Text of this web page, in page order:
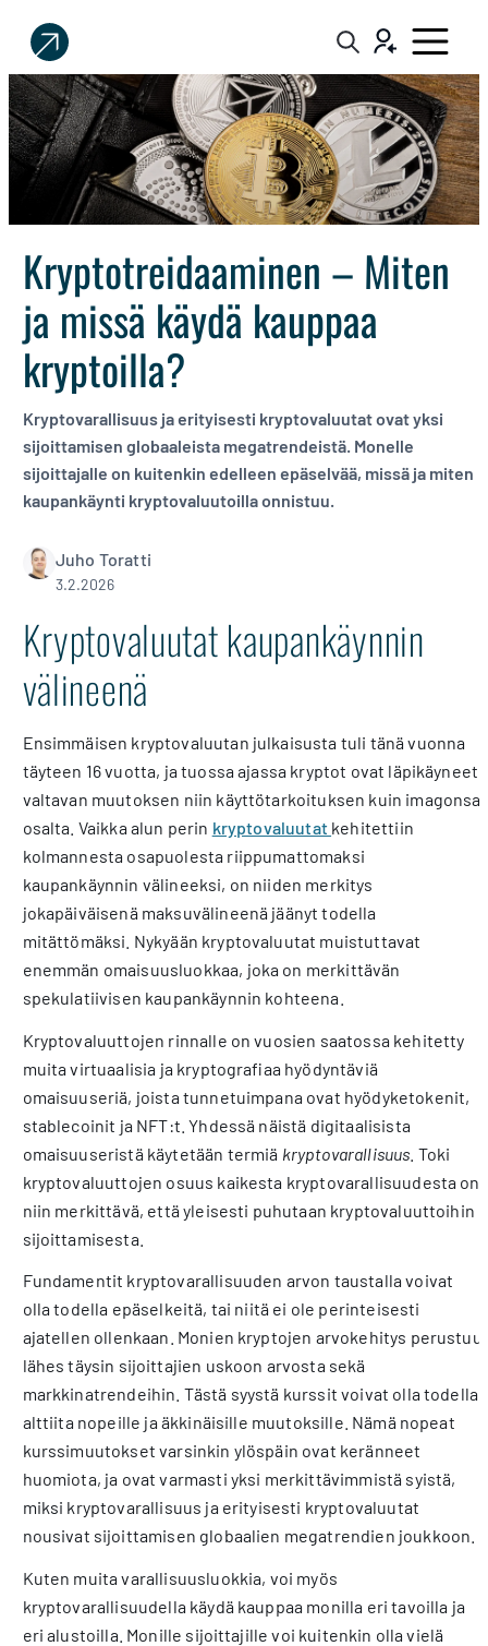
Sijoittaja.fi
Tee
parempia
sijoituspäätöksiä
Kryptotreidaaminen – Miten
ja missä käydä kauppaa
kryptoilla?
Kryptovarallisuus ja erityisesti kryptovaluutat ovat yksi
sijoittamisen globaaleista megatrendeistä. Monelle
sijoittajalle on kuitenkin edelleen epäselvää, missä ja miten
kaupankäynti kryptovaluutoilla onnistuu.
Juho Toratti
3.2.2026
Kryptovaluutat kaupankäynnin
välineenä
Ensimmäisen kryptovaluutan julkaisusta tuli tänä vuonna
täyteen 16 vuotta, ja tuossa ajassa kryptot ovat läpikäyneet
valtavan muutoksen niin käyttötarkoituksen kuin imagonsa
osalta. Vaikka alun perin kryptovaluutat kehitettiin
kolmannesta osapuolesta riippumattomaksi
kaupankäynnin välineeksi, on niiden merkitys
jokapäiväisenä maksuvälineenä jäänyt todella
mitättömäksi. Nykyään kryptovaluutat muistuttavat
enemmän omaisuusluokkaa, joka on merkittävän
spekulatiivisen kaupankäynnin kohteena.
Kryptovaluuttojen rinnalle on vuosien saatossa kehitetty
muita virtuaalisia ja kryptografiaa hyödyntäviä
omaisuuseriä, joista tunnetuimpana ovat hyödyketokenit,
stablecoinit ja NFT:t. Yhdessä näistä digitaalisista
omaisuuseristä käytetään termiä kryptovarallisuus . Toki
kryptovaluuttojen osuus kaikesta kryptovarallisuudesta on
niin merkittävä, että yleisesti puhutaan kryptovaluuttoihin
sijoittamisesta.
Fundamentit kryptovarallisuuden arvon taustalla voivat
olla todella epäselkeitä, tai niitä ei ole perinteisesti
ajatellen ollenkaan. Monien kryptojen arvokehitys perustuu
lähes täysin sijoittajien uskoon arvosta sekä
markkinatrendeihin. Tästä syystä kurssit voivat olla todella
alttiita nopeille ja äkkinäisille muutoksille. Nämä nopeat
kurssimuutokset varsinkin ylöspäin ovat keränneet
huomiota, ja ovat varmasti yksi merkittävimmistä syistä,
miksi kryptovarallisuus ja erityisesti kryptovaluutat
nousivat sijoittamisen globaalien megatrendien joukkoon.
Kuten muita varallisuusluokkia, voi myös
kryptovarallisuudella käydä kauppaa monilla eri tavoilla ja
eri alustoilla. Monille sijoittajille voi kuitenkin olla vielä